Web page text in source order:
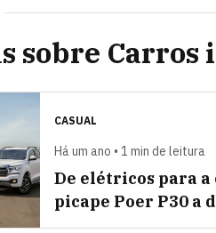
sobre Carros
CASUAL
Há um ano • 1 min de leitura
De elétricos para a
picape Poer P30 a